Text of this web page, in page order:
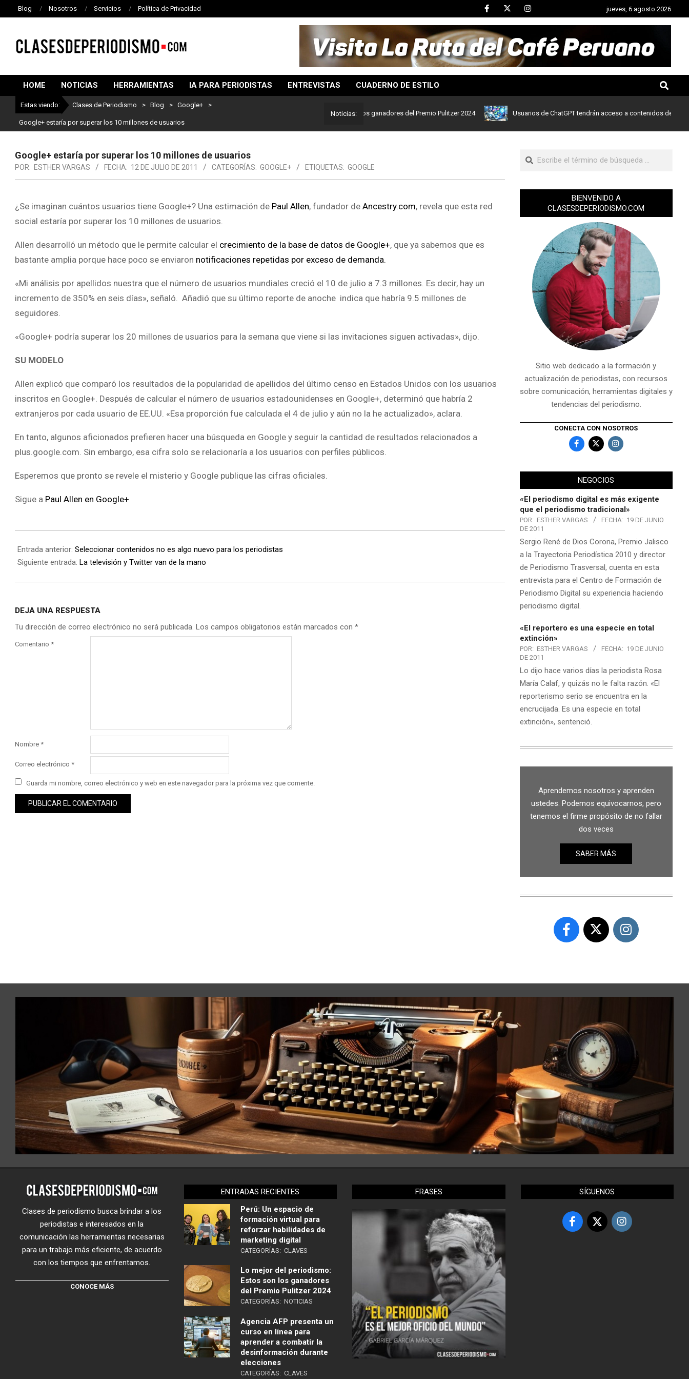
Blog Nosotros Servicios Política de Privacidad jueves, 6 agosto 2026
DE
PERIODISMO
HOME NOTICIAS HERRAMIENTAS IA PARA PERIODISTAS ENTREVISTAS CUADERNO DE ESTILO
Estas viendo: Clases de Periodismo > Blog > Google+ >
Google+ estaría por superar los 10 millones de usuarios
Noticias:
Lo mejor del periodismo: Estos son los ganadores del Premio Pulitzer 2024 Usuarios de ChatGPT tendrán acceso a contenidos de noticias de
Google+ estaría por superar los 10 millones de usuarios
POR: ESTHER VARGAS FECHA: 12 DE JULIO DE 2011 CATEGORÍAS: GOOGLE+ ETIQUETAS: GOOGLE
¿Se imaginan cuántos usuarios tiene Google+? Una estimación de Paul Allen, fundador de Ancestry.com, revela que esta red
social estaría por superar los 10 millones de usuarios.
Allen desarrolló un método que le permite calcular el crecimiento de la base de datos de Google+, que ya sabemos que es
bastante amplia porque hace poco se enviaron notificaciones repetidas por exceso de demanda.
«Mi análisis por apellidos nuestra que el número de usuarios mundiales creció el 10 de julio a 7.3 millones. Es decir, hay un
incremento de 350% en seis días», señaló. Añadió que su último reporte de anoche indica que habría 9.5 millones de
seguidores.
«Google+ podría superar los 20 millones de usuarios para la semana que viene si las invitaciones siguen activadas», dijo.
SU MODELO
Allen explicó que comparó los resultados de la popularidad de apellidos del último censo en Estados Unidos con los usuarios
inscritos en Google+. Después de calcular el número de usuarios estadounidenses en Google+, determinó que habría 2
extranjeros por cada usuario de EE.UU. «Esa proporción fue calculada el 4 de julio y aún no la he actualizado», aclara.
En tanto, algunos aficionados prefieren hacer una búsqueda en Google y seguir la cantidad de resultados relacionados a
plus.google.com. Sin embargo, esa cifra solo se relacionaría a los usuarios con perfiles públicos.
Esperemos que pronto se revele el misterio y Google publique las cifras oficiales.
Sigue a Paul Allen en Google+
Entrada anterior: Seleccionar contenidos no es algo nuevo para los periodistas
Siguiente entrada: La televisión y Twitter van de la mano
DEJA UNA RESPUESTA
Tu dirección de correo electrónico no será publicada. Los campos obligatorios están marcados con *
Comentario *
Nombre *
Correo electrónico *
Guarda mi nombre, correo electrónico y web en este navegador para la próxima vez que comente.
BIENVENIDO A
CLASESDEPERIODISMO.COM
Sitio web dedicado a la formación y
actualización de periodistas, con recursos
sobre comunicación, herramientas digitales y
tendencias del periodismo.
CONECTA CON NOSOTROS
NEGOCIOS
«El periodismo digital es más exigente
que el periodismo tradicional»
POR: ESTHER VARGAS FECHA: 19 DE JUNIO
DE 2011
Sergio René de Dios Corona, Premio Jalisco
a la Trayectoria Periodística 2010 y director
de Periodismo Trasversal, cuenta en esta
entrevista para el Centro de Formación de
Periodismo Digital su experiencia haciendo
periodismo digital.
«El reportero es una especie en total
extinción»
POR: ESTHER VARGAS FECHA: 19 DE JUNIO
DE 2011
Lo dijo hace varios días la periodista Rosa
María Calaf, y quizás no le falta razón. «El
reporterismo serio se encuentra en la
encrucijada. Es una especie en total
extinción», sentenció.
Aprendemos nosotros y aprenden
ustedes. Podemos equivocarnos, pero
tenemos el firme propósito de no fallar
dos veces
SABER MÁS
Clases de periodismo busca brindar a los
periodistas e interesados en la
comunicación las herramientas necesarias
para un trabajo más eficiente, de acuerdo
con los tiempos que enfrentamos.
CONOCE MÁS
ENTRADAS RECIENTES
Perú: Un espacio de
formación virtual para
reforzar habilidades de
marketing digital
CATEGORÍAS: CLAVES
Lo mejor del periodismo:
Estos son los ganadores
del Premio Pulitzer 2024
CATEGORÍAS: NOTICIAS
Agencia AFP presenta un
curso en línea para
aprender a combatir la
desinformación durante
elecciones
CATEGORÍAS: CLAVES
FRASES SÍGUENOS